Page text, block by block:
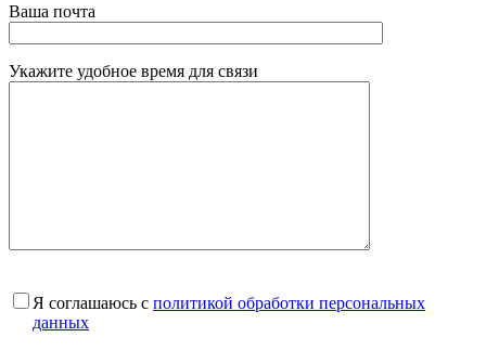
Ваша почта
Укажите удобное время для связи
Я соглашаюсь с политикой обработки персональных
данных